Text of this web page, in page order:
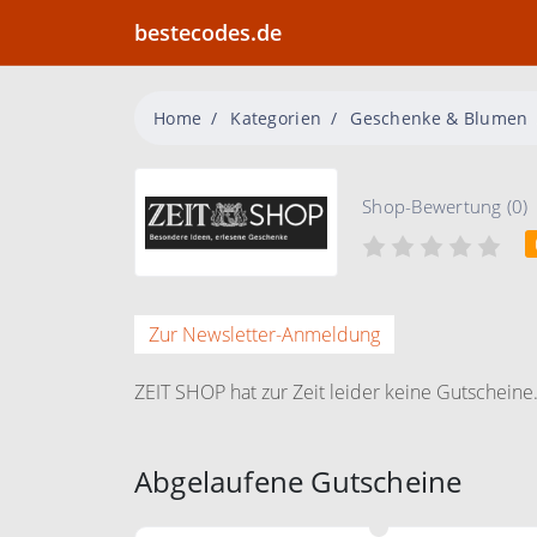
bestecodes.de
Home Kategorien Geschenke & Blumen
Shop-Bewertung (0)
Zur Newsletter-Anmeldung
ZEIT SHOP hat zur Zeit leider keine Gutscheine.
Abgelaufene Gutscheine